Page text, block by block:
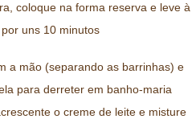
coloque na forma reserva e leve à
uns 10 minutos
a mão (separando as barrinhas) e
para derreter em banho-maria
o creme de leite e misture